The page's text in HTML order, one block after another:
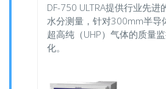
DF-750 ULTRA提供行业先进
水分测量，针对300mm半导
超高纯（UHP）气体的质量
化。